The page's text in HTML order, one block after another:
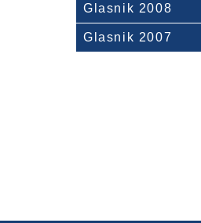
Glasnik 2008
Glasnik 2007